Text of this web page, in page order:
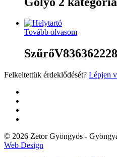
Tovább olvasom
SzűrőV836362228
Felkeltettük érdeklődését? Lépjen
© 2026 Zetor Gyöngyös -
Web Design